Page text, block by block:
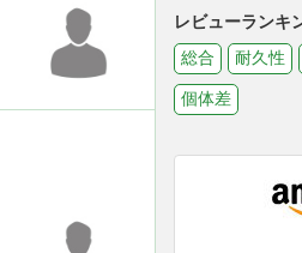
レビューランキ
総合
耐久性
個体差